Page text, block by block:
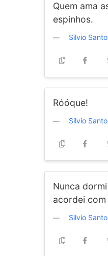
Quem ama
espinhos.
Silvio
Róóque!
Silvio
Nunca
acordei com
Silvio